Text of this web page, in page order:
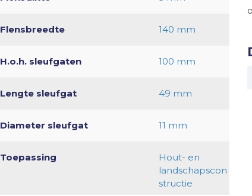
Flensbreedte 140 mm
H.o.h. sleufgaten 100 mm
Lengte sleufgat 49 mm
Diameter sleufgat 11 mm
Toepassing
Hout- en
landschapscon
structie